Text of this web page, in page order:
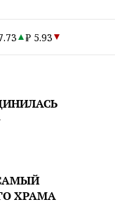
₽ 5.93
ХРАМА